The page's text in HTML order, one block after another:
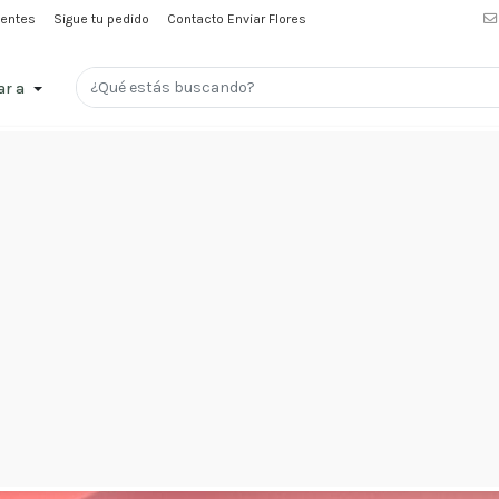
Sigue tu pedido Contacto Enviar Flores
a
a